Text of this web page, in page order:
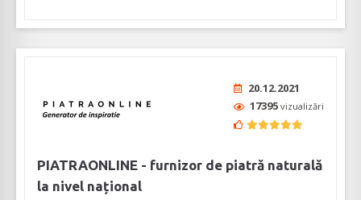
20.12.2021
17395 vizualizări
PIATRAONLINE - furnizor de piatră naturală
la nivel național